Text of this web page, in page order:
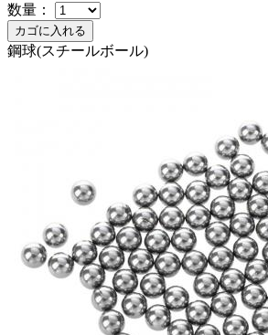
数量：
鋼球(スチールボール)